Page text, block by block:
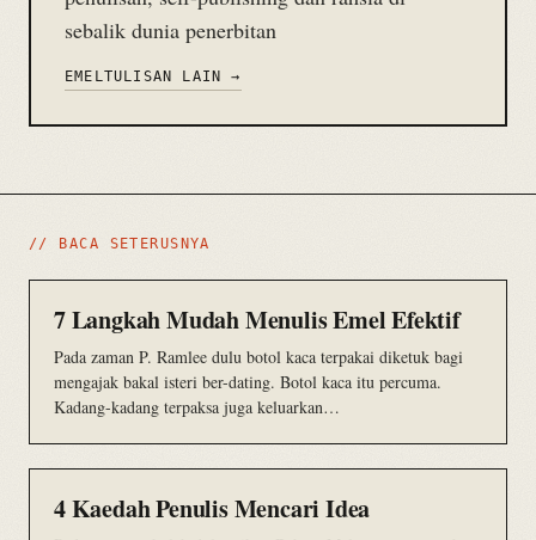
sebalik dunia penerbitan
EMELTULISAN LAIN →
// BACA SETERUSNYA
7 Langkah Mudah Menulis Emel Efektif
Pada zaman P. Ramlee dulu botol kaca terpakai diketuk bagi
mengajak bakal isteri ber-dating. Botol kaca itu percuma.
Kadang-kadang terpaksa juga keluarkan…
4 Kaedah Penulis Mencari Idea